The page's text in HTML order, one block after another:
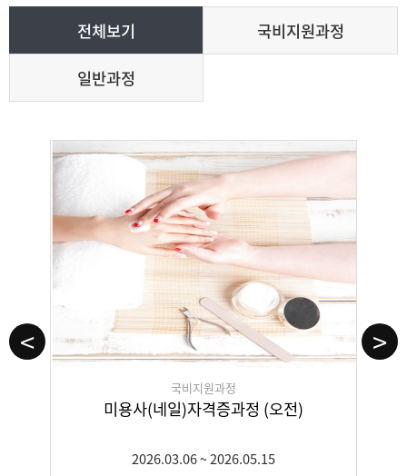
전체보기
국비지원과정
일반과정
< >
국비지원과정
드릴,네일아트 실무과정(실기) (오후)
2026.03.09~2026.04.17